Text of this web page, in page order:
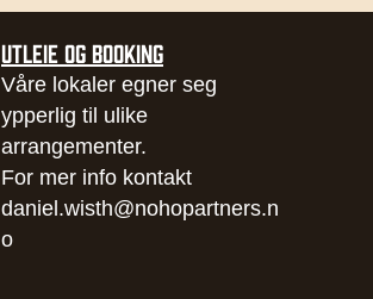
UTLEIE OG BOOKING
Våre lokaler egner seg
ypperlig til ulike
arrangementer.
For mer info kontakt
daniel.wisth@nohopartners.n
o